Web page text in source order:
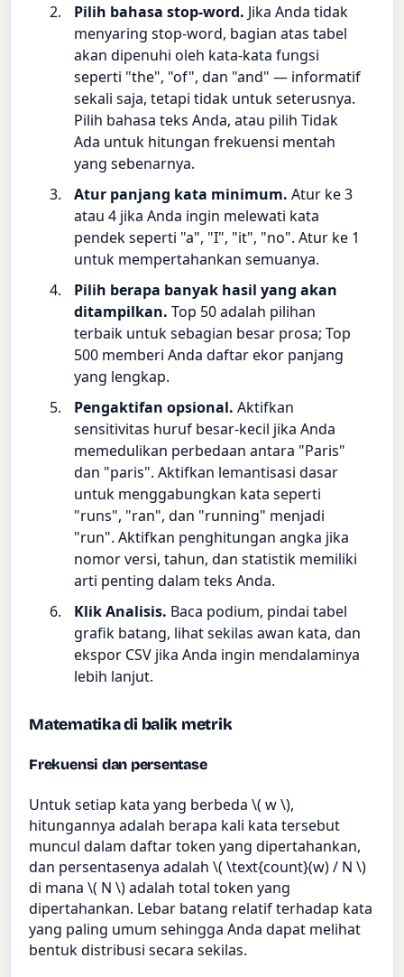
Pilih bahasa stop-word. Jika Anda tidak
menyaring stop-word, bagian atas tabel
akan dipenuhi oleh kata-kata fungsi
seperti "the", "of", dan "and" — informatif
sekali saja, tetapi tidak untuk seterusnya.
Pilih bahasa teks Anda, atau pilih Tidak
Ada untuk hitungan frekuensi mentah
yang sebenarnya.
Atur panjang kata minimum. Atur ke 3
atau 4 jika Anda ingin melewati kata
pendek seperti "a", "I", "it", "no". Atur ke 1
untuk mempertahankan semuanya.
Pilih berapa banyak hasil yang akan
ditampilkan. Top 50 adalah pilihan
terbaik untuk sebagian besar prosa; Top
500 memberi Anda daftar ekor panjang
yang lengkap.
Pengaktifan opsional. Aktifkan
sensitivitas huruf besar-kecil jika Anda
memedulikan perbedaan antara "Paris"
dan "paris". Aktifkan lemantisasi dasar
untuk menggabungkan kata seperti
"runs", "ran", dan "running" menjadi
"run". Aktifkan penghitungan angka jika
nomor versi, tahun, dan statistik memiliki
arti penting dalam teks Anda.
Klik Analisis. Baca podium, pindai tabel
grafik batang, lihat sekilas awan kata, dan
ekspor CSV jika Anda ingin mendalaminya
lebih lanjut.
Matematika di balik metrik
Frekuensi dan persentase
Untuk setiap kata yang berbeda \( w \),
hitungannya adalah berapa kali kata tersebut
muncul dalam daftar token yang dipertahankan,
dan persentasenya adalah \( \text{count}(w) / N \)
di mana \( N \) adalah total token yang
dipertahankan. Lebar batang relatif terhadap kata
yang paling umum sehingga Anda dapat melihat
bentuk distribusi secara sekilas.